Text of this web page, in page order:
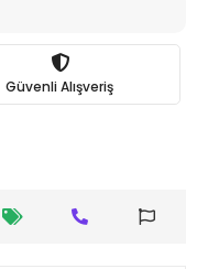
Güvenli Alışveriş